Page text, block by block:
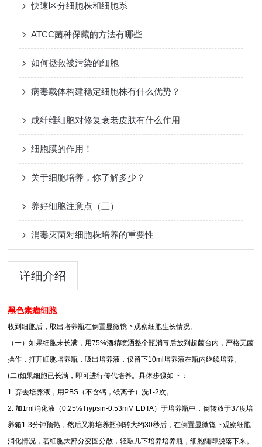
快速区分细胞株和细胞系
ATCC菌种保藏的方法有哪些
如何拯救被污染的细胞
病毒载体构建稳定细胞株有什么优势？
成纤维细胞对修复衰老皮肤有什么作用
细胞膜的作用！
关于细胞培养，你了解多少？
养好细胞注意点（三）
消毒灭菌对细胞株培养的重要性
详细介绍
黑色素瘤细胞
收到细胞后，取出培养瓶在倒置显微镜下观察细胞生长情况。
（一）如果细胞未长满，用75%酒精喷洒整个瓶消毒后放到超菌台内，严格无菌
操作，打开细胞培养瓶，吸出培养液，仅留下10ml培养液在瓶内继续培养。
(二)如果细胞已长满，即可进行传代培养。具体步骤如下：
1. 弃去培养液，用PBS（不含钙，镁离子）洗1-2次。
2. 加1ml消化液（0.25%Trypsin-0.53mM EDTA）于培养瓶中，倒转放于37度培
养箱1-3分钟预热，然后又将培养瓶倒转大约30秒后，在倒置显微镜下观察细胞
消化情况，若细胞大部分变圆分散，轻敲几下培养培养瓶，细胞随即脱落下来。